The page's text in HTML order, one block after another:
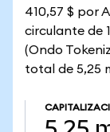
410,57 $ por
circulante de
(Ondo
total de 5,25